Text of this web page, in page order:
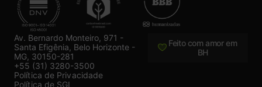
Av. Bernardo Monteiro, 971 -
Santa Efigênia, Belo Horizonte -
MG, 30150-281
+55 (31) 3280-3500
Feito com amor em
BH
Política de Privacidade
Política de SGI